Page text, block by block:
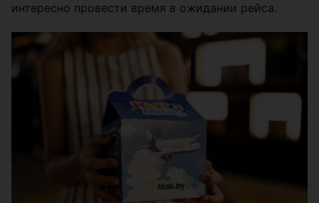
интересно провести время в ожидании рейса.